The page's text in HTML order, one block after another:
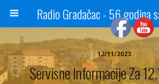
12/11/2023
Servisne Informacije Za